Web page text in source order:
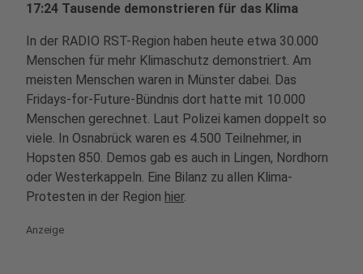
17:24 Tausende demonstrieren für das Klima
In der RADIO RST-Region haben heute etwa 30.000
Menschen für mehr Klimaschutz demonstriert. Am
meisten Menschen waren in Münster dabei. Das
Fridays-for-Future-Bündnis dort hatte mit 10.000
Menschen gerechnet. Laut Polizei kamen doppelt so
viele. In Osnabrück waren es 4.500 Teilnehmer, in
Hopsten 850. Demos gab es auch in Lingen, Nordhorn
oder Westerkappeln. Eine Bilanz zu allen Klima-
Protesten in der Region hier.
Anzeige